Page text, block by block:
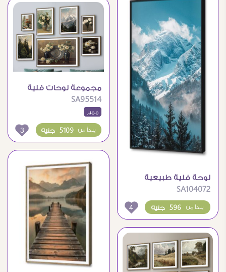
لوحة فنية طبيعية
للجبال والاشجار في
الشتاء
SA104072
596 جنيه يبدأ من 4
مجموعة لوحات فنية
كلاسيكية متنوعة
لمناظر وزهور
SA95514
مميز
5109 جنيه يبدأ من 3